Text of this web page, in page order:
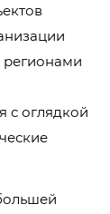
регионами
с оглядкой